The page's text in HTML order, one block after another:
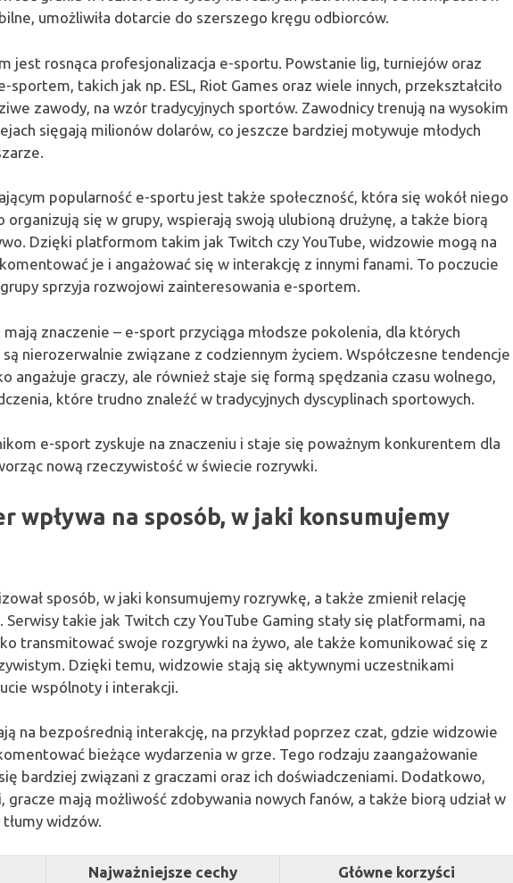
umożliwiła dotarcie do szerszego kręgu odbiorców.
jest rosnąca profesjonalizacja e-sportu. Powstanie lig, turniejów oraz
sportem, takich jak np. ESL, Riot Games oraz wiele innych, przekształciło
zawody, na wzór tradycyjnych sportów. Zawodnicy trenują na wysokim
sięgają milionów dolarów, co jeszcze bardziej motywuje młodych
popularność e-sportu jest także społeczność, która się wokół niego
się w grupy, wspierają swoją ulubioną drużynę, a także biorą
Dzięki platformom takim jak Twitch czy YouTube, widzowie mogą na
je i angażować się w interakcję z innymi fanami. To poczucie
sprzyja rozwojowi zainteresowania e-sportem.
mają znaczenie – e-sport przyciąga młodsze pokolenia, dla których
nierozerwalnie związane z codziennym życiem. Współczesne tendencje
angażuje graczy, ale również staje się formą spędzania czasu wolnego,
które trudno znaleźć w tradycyjnych dyscyplinach sportowych.
e-sport zyskuje na znaczeniu i staje się poważnym konkurentem dla
nową rzeczywistość w świecie rozrywki.
wpływa na sposób, w jaki konsumujemy
sposób, w jaki konsumujemy rozrywkę, a także zmienił relację
takie jak Twitch czy YouTube Gaming stały się platformami, na
transmitować swoje rozgrywki na żywo, ale także komunikować się z
Dzięki temu, widzowie stają się aktywnymi uczestnikami
wspólnoty i interakcji.
na bezpośrednią interakcję, na przykład poprzez czat, gdzie widzowie
bieżące wydarzenia w grze. Tego rodzaju zaangażowanie
bardziej związani z graczami oraz ich doświadczeniami. Dodatkowo,
mają możliwość zdobywania nowych fanów, a także biorą udział w
widzów.
Najważniejsze cechy Główne korzyści